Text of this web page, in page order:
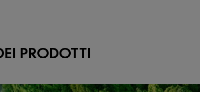
PRODOTTI